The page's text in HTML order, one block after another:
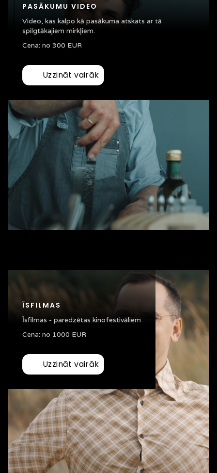
PASĀKUMU VIDEO
Video, kas kalpo kā pasākuma atskats ar tā
spilgtākajiem mirkļiem.
Cena: no 300 EUR
Uzzināt vairāk
ĪSFILMAS
Īsfilmas - paredzētas kinofestivāliem
Cena: no 1000 EUR
Uzzināt vairāk